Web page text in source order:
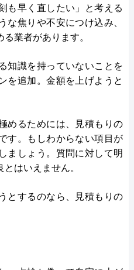
も早く直したい」と考える
な焦りや不安につけ込み、
業者があります。
知識を持っていないことを
を追加。金額を上げようと
めるためには、見積もりの
す。もしわからない項目が
ましょう。質問に対して明
はいえません。
とするのなら、見積もりの